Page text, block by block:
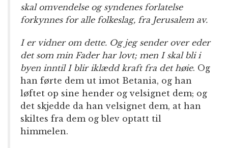
skal omvendelse og syndenes forlatelse
forkynnes for alle folkeslag, fra Jerusalem av.
I er vidner om dette. Og jeg sender over eder
det som min Fader har lovt; men I skal bli i
byen inntil I blir iklædd kraft fra det høie. Og
han førte dem ut imot Betania, og han
løftet op sine hender og velsignet dem; og
det skjedde da han velsignet dem, at han
skiltes fra dem og blev optatt til
himmelen.